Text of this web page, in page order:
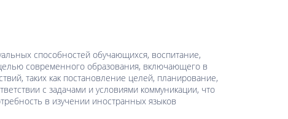
способностей обучающихся, воспитание,
современного образования, включающего в
таких как постановление целей, планирование,
с задачами и условиями коммуникации, что
в изучении иностранных языков